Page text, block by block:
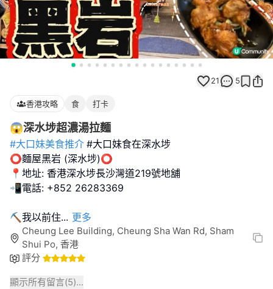
21 5
香港攻略 食 打卡
😱深水埗超濃湯拉麵
#大口妹美食推介 #大口妹食在深水埗
⭕️麵屋黑岩 (深水埗)⭕️
📍地址: 香港深水埗長沙灣道219號地舖
📲電話: +852 26283369
⛏️我以前住... 更多
Cheung Lee Building, Cheung Sha Wan Rd, Sham
Shui Po, 香港
評分
顯示所有留言(5)...